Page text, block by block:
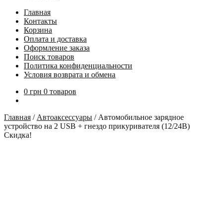
Главная
Контакты
Корзина
Оплата и доставка
Оформление заказа
Поиск товаров
Политика конфиденциальности
Условия возврата и обмена
0 грн 0 товаров
Главная / Автоаксессуары / Автомобильное зарядное
устройство на 2 USB + гнездо прикуривателя (12/24В)
Скидка!